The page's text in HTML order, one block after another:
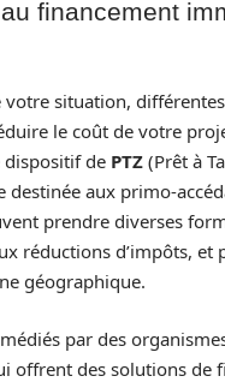
financement
votre situation,
le coût de votre
dispositif de PTZ (Prêt à
destinée aux primo-
prendre diverses
réductions d’impôts, et
géographique.
par des
offrent des solutions de